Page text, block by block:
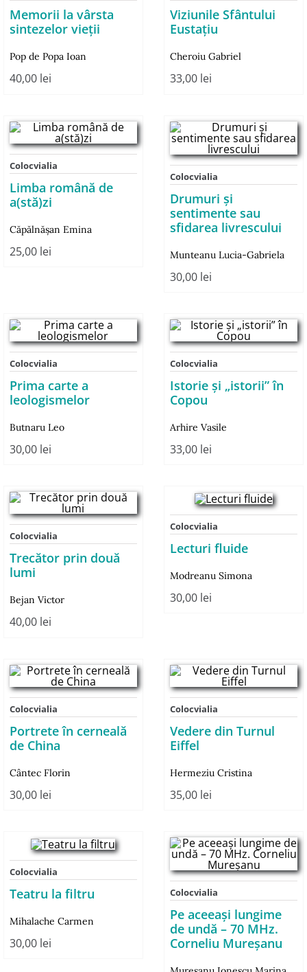
Memorii la vârsta
sintezelor vieții
Pop de Popa Ioan
40,00 lei
Viziunile Sfântului
Eustaţiu
Cheroiu Gabriel
33,00 lei
Colocvialia
Limba română de
a(stă)zi
Căpălnăşan Emina
25,00 lei
Colocvialia
Drumuri şi
sentimente sau
sfidarea livrescului
Munteanu Lucia-Gabriela
30,00 lei
Colocvialia
Prima carte a
leologismelor
Butnaru Leo
30,00 lei
Colocvialia
Istorie și „istorii” în
Copou
Arhire Vasile
33,00 lei
Colocvialia
Trecător prin două
lumi
Bejan Victor
40,00 lei
Colocvialia
Lecturi fluide
Modreanu Simona
30,00 lei
Colocvialia
Portrete în cerneală
de China
Cântec Florin
30,00 lei
Colocvialia
Vedere din Turnul
Eiffel
Hermeziu Cristina
35,00 lei
Colocvialia
Teatru la filtru
Mihalache Carmen
30,00 lei
Colocvialia
Pe aceeaşi lungime
de undă – 70 MHz.
Corneliu Mureşanu